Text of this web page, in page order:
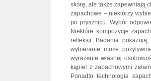
skórę, ale także zapewniają
zapachowe – niektórzy
po prysznicu. Wybór
Niektóre kompozycje
refleksji. Badania
wybieranie może
wyrażenie własnej
kąpiel z zapachowymi
Ponadto technologia